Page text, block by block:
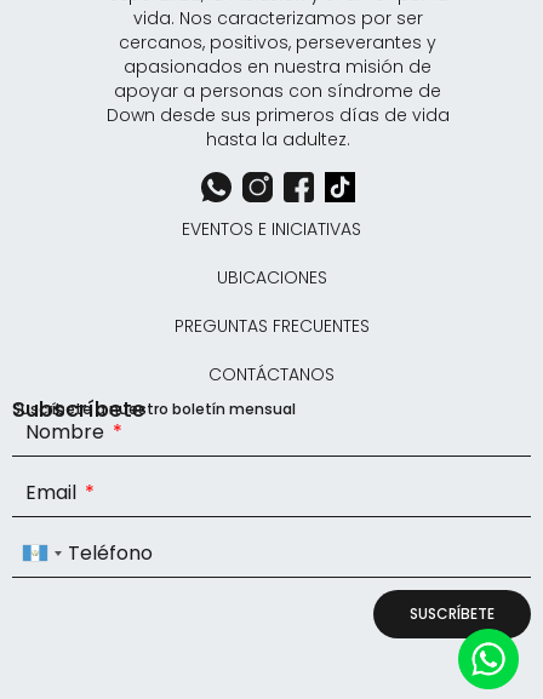
vida. Nos caracterizamos por ser
cercanos, positivos, perseverantes y
apasionados en nuestra misión de
apoyar a personas con síndrome de
Down desde sus primeros días de vida
hasta la adultez.
EVENTOS E INICIATIVAS
UBICACIONES
PREGUNTAS FRECUENTES
CONTÁCTANOS
Subscríbete
Suscríbete a nuestro boletín mensual
Nombre
Email
Teléfono
Guatemala
SUSCRÍBETE